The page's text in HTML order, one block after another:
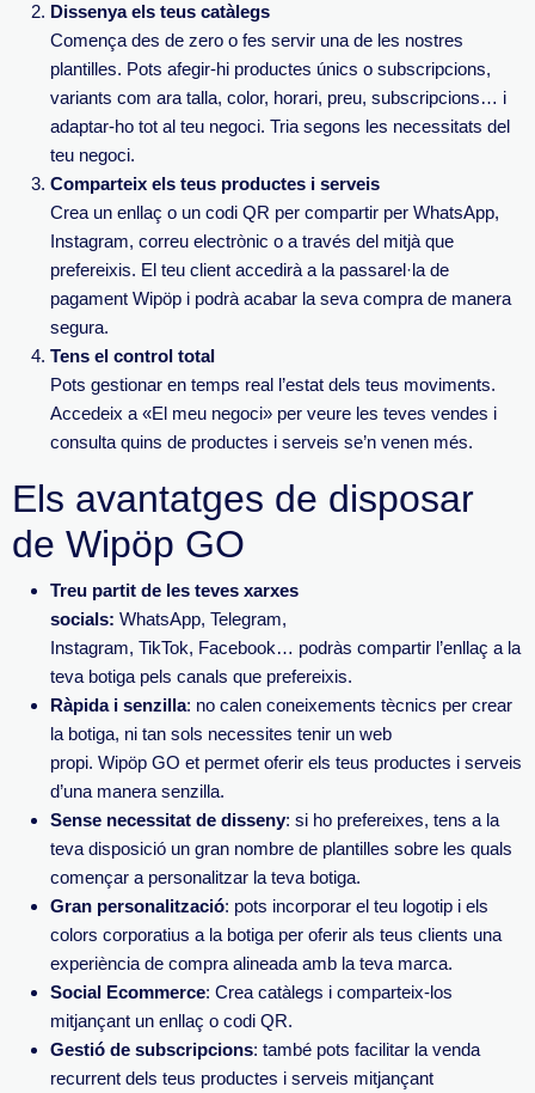
Dissenya els teus catàlegs
Comença des de zero o fes servir una de les nostres
plantilles. Pots afegir-hi productes únics o subscripcions,
variants com ara talla, color, horari, preu, subscripcions… i
adaptar-ho tot al teu negoci. Tria segons les necessitats del
teu negoci.
Comparteix els teus productes i serveis
Crea un enllaç o un codi QR per compartir per WhatsApp,
Instagram, correu electrònic o a través del mitjà que
prefereixis. El teu client accedirà a la passarel·la de
pagament Wipöp i podrà acabar la seva compra de manera
segura.
Tens el control total
Pots gestionar en temps real l’estat dels teus moviments.
Accedeix a «El meu negoci» per veure les teves vendes i
consulta quins de productes i serveis se’n venen més.
Els avantatges de disposar
de Wipöp GO
Treu partit de les teves xarxes
socials: WhatsApp, Telegram,
Instagram, TikTok, Facebook… podràs compartir l’enllaç a la
teva botiga pels canals que prefereixis.
Ràpida i senzilla: no calen coneixements tècnics per crear
la botiga, ni tan sols necessites tenir un web
propi. Wipöp GO et permet oferir els teus productes i serveis
d’una manera senzilla.
Sense necessitat de disseny: si ho prefereixes, tens a la
teva disposició un gran nombre de plantilles sobre les quals
començar a personalitzar la teva botiga.
Gran personalització: pots incorporar el teu logotip i els
colors corporatius a la botiga per oferir als teus clients una
experiència de compra alineada amb la teva marca.
Social Ecommerce: Crea catàlegs i comparteix-los
mitjançant un enllaç o codi QR.
Gestió de subscripcions: també pots facilitar la venda
recurrent dels teus productes i serveis mitjançant